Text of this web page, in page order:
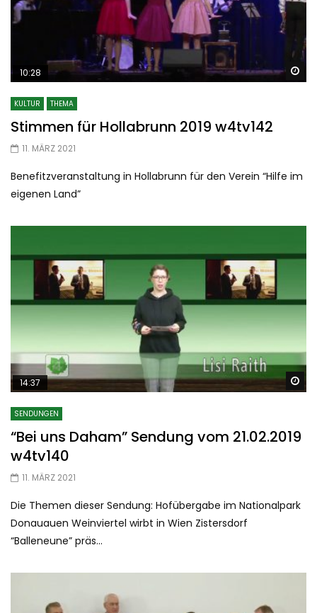
10:28
KULTUR THEMA
Stimmen für Hollabrunn 2019 w4tv142
11. MÄRZ 2021
Benefitzveranstaltung in Hollabrunn für den Verein “Hilfe im
eigenen Land”
14:37
SENDUNGEN
“Bei uns Daham” Sendung vom 21.02.2019
w4tv140
11. MÄRZ 2021
Die Themen dieser Sendung: Hofübergabe im Nationalpark
Donauauen Weinviertel wirbt in Wien Zistersdorf
“Balleneune” präs...